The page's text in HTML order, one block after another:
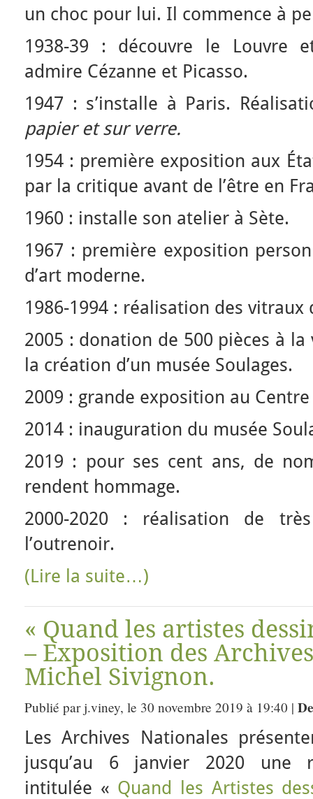
un choc pour lui. Il commence à
1938-39 : découvre le Louvre
admire Cézanne et Picasso.
1947 : s’installe à Paris.
papier et sur verre.
1954 : première exposition aux
par la critique avant de l’être en
1960 : installe son atelier à Sète.
1967 : première exposition
d’art moderne.
1986-1994 : réalisation des vitraux
2005 : donation de 500 pièces à la
la création d’un musée Soulages.
2009 : grande exposition au
2014 : inauguration du musée
2019 : pour ses cent ans, de
rendent hommage.
2000-2020 : réalisation de
l’outrenoir.
(Lire la suite…)
« Quand les artistes
– Exposition des
Michel Sivignon.
Publié par j.viney, le 30 novembre 2019 à 19:40 |
Les Archives Nationales
jusqu’au 6 janvier 2020 une
intitulée « Quand les Artistes